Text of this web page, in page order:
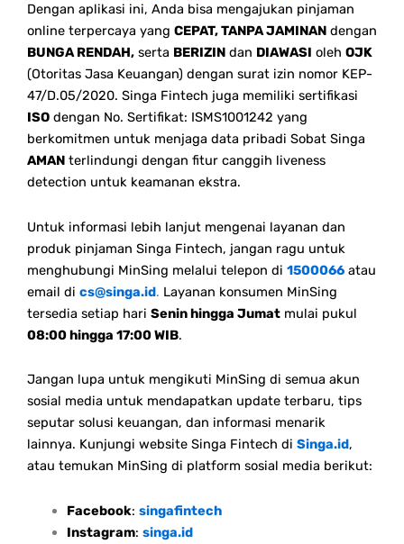
Dengan aplikasi ini, Anda bisa mengajukan pinjaman
online terpercaya yang CEPAT, TANPA JAMINAN dengan
BUNGA RENDAH, serta BERIZIN dan DIAWASI oleh OJK
(Otoritas Jasa Keuangan) dengan surat izin nomor KEP-
47/D.05/2020. Singa Fintech juga memiliki sertifikasi
ISO dengan No. Sertifikat: ISMS1001242 yang
berkomitmen untuk menjaga data pribadi Sobat Singa
AMAN terlindungi dengan fitur canggih liveness
detection untuk keamanan ekstra.
Untuk informasi lebih lanjut mengenai layanan dan
produk pinjaman Singa Fintech, jangan ragu untuk
menghubungi MinSing melalui telepon di 1500066 atau
email di cs@singa.id. Layanan konsumen MinSing
tersedia setiap hari Senin hingga Jumat mulai pukul
08:00 hingga 17:00 WIB.
Jangan lupa untuk mengikuti MinSing di semua akun
sosial media untuk mendapatkan update terbaru, tips
seputar solusi keuangan, dan informasi menarik
lainnya. Kunjungi website Singa Fintech di Singa.id,
atau temukan MinSing di platform sosial media berikut:
Facebook: singafintech
Instagram: singa.id